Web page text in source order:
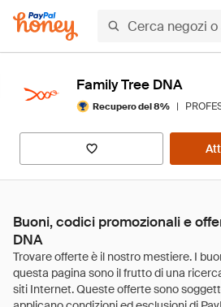
Family Tree DNA
Recupero del 8% |
Buoni, codici promozionali e
DNA